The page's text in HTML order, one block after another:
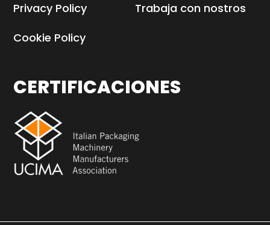
Privacy Policy
Cookie Policy
Trabaja con nostros
CERTIFICACIONES